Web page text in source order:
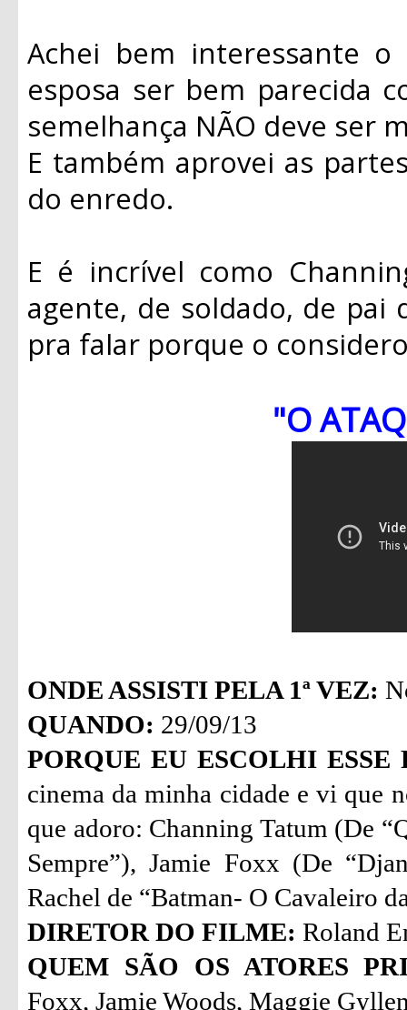
Achei bem interessante
esposa ser bem parecida
semelhança NÃO deve ser
E também aprovei as
do enredo.
E é incrível como
agente, de soldado, de pai
pra falar porque o
"O
ONDE ASSISTI PELA 1ª VEZ:
QUANDO: 29/09/13
PORQUE EU ESCOLHI ESSE
cinema da minha cidade e vi que
que adoro: Channing Tatum (De
Sempre”), Jamie Foxx (De
Rachel de “Batman- O Cavaleiro
DIRETOR DO FILME: Roland
QUEM SÃO OS ATORES
Foxx, Jamie Woods, Maggie